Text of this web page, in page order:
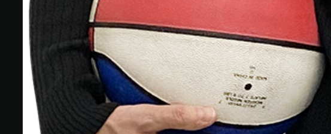
L'analisi di Guido Bagatta sul Roland Garros